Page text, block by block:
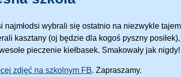
najmłodsi wybrali się ostatnio na niezwykle
kasztany (oj będzie dla kogoś pyszny
pieczenie kiełbasek. Smakowały jak nigdy!
zdjęć na szkolnym FB. Zapraszamy.